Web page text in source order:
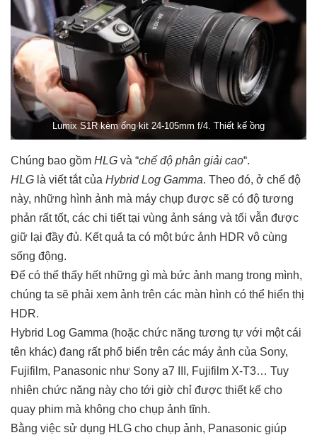
Lumix S1R kèm ống kit 24-105mm f/4. Thiết kế ồng
Chúng bao gồm HLG và “chế độ phân giải cao“.
HLG là viết tắt của Hybrid Log Gamma. Theo đó, ở chế độ
này, những hình ảnh mà máy chụp được sẽ có độ tương
phản rất tốt, các chi tiết tại vùng ảnh sáng và tối vẫn được
giữ lại đầy đủ. Kết quả ta có một bức ảnh HDR vô cùng
sống động.
Để có thể thấy hết những gì mà bức ảnh mang trong mình,
chúng ta sẽ phải xem ảnh trên các màn hình có thể hiển thị
HDR.
Hybrid Log Gamma (hoặc chức năng tương tự với một cái
tên khác) đang rất phổ biến trên các máy ảnh của Sony,
Fujifilm, Panasonic như Sony a7 III, Fujifilm X-T3… Tuy
nhiên chức năng này cho tới giờ chỉ được thiết kế cho
quay phim mà không cho chụp ảnh tĩnh.
Bằng việc sử dụng HLG cho chụp ảnh, Panasonic giúp